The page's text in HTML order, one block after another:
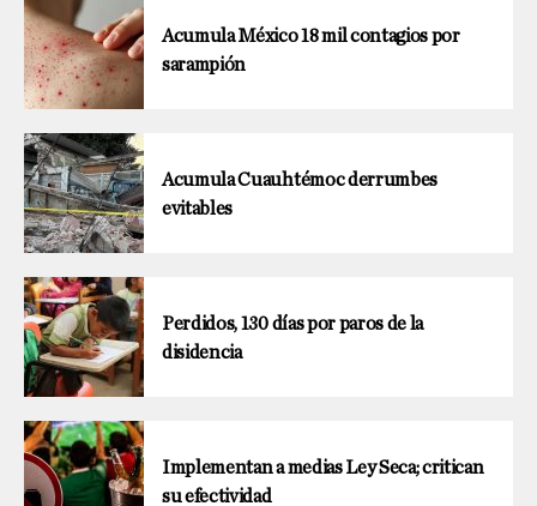
Acumula México 18 mil contagios por
sarampión
Acumula Cuauhtémoc derrumbes
evitables
Perdidos, 130 días por paros de la
disidencia
Implementan a medias Ley Seca; critican
su efectividad